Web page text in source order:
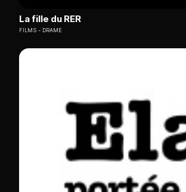
La fille du RER
FILMS DRAME